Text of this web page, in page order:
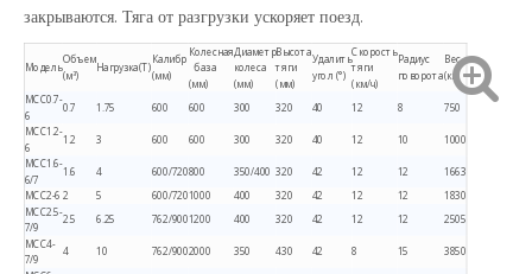
закрываются. Тяга от разгрузки ускоряет поезд.
Модель
Объем
(м³)
Нагрузка(Т)
Калибр
(мм)
Колесная
база
(мм)
Диаметр
колеса
(мм)
Высота
тяги
(мм)
Удалить
угол (°)
Скорость
тяги
(км/ч)
Радиус
поворота
Вес
(кг)
МСС0.7-
6
0.7 1.75 600 600 300 320 40 12 8 750
МСС1.2-
6
1.2 3 600 600 300 320 40 12 10 1000
МСС1.6-
6/7
1.6 4 600/720800 350/400 320 42 12 12 1663
МСС2-6 2 5 600/7201000 400 320 42 12 12
1830
МСС2.5-
7/9
2.5 6.25 762/9001200 400 320 42 12 12 2505
МСС4-
7/9
4 10 762/9002000 350 430 42 8 15 3850